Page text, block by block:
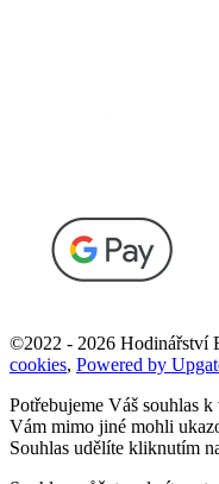
©2022 - 2026 Hodinářství
cookies, Powered by
Potřebujeme Váš souhlas
Vám mimo jiné mohli
Souhlas udělíte kliknutím